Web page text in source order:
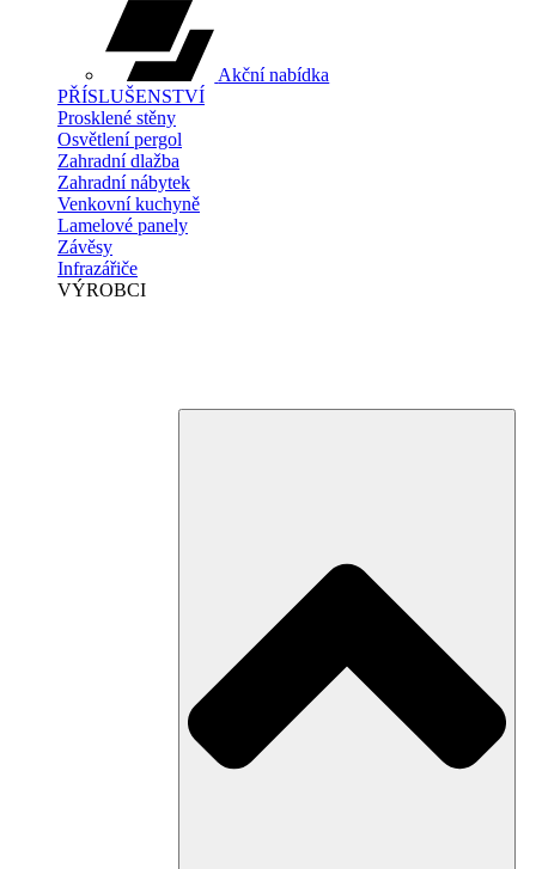
Akční nabídka
PŘÍSLUŠENSTVÍ
Prosklené stěny
Osvětlení pergol
Zahradní dlažba
Zahradní nábytek
Venkovní kuchyně
Lamelové panely
Závěsy
Infrazářiče
VÝROBCI